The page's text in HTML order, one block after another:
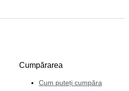
Cumpărarea
Cum puteți cumpăra